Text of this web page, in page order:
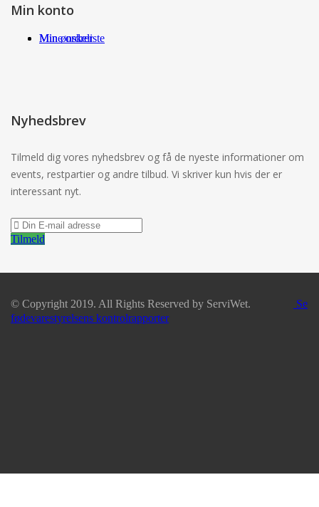
Min konto
Min ønskeliste
Mine ordrer
Nyhedsbrev
Tilmeld dig vores nyhedsbrev og få de nyeste informationer om
events, restpartier og andre tilbud. Vi skriver kun hvis der er
interessant nyt.
Tilmeld
© Copyright 2019. All Rights Reserved by ServiWet.
Se
fødevarestyrelsens kontrolrapporter